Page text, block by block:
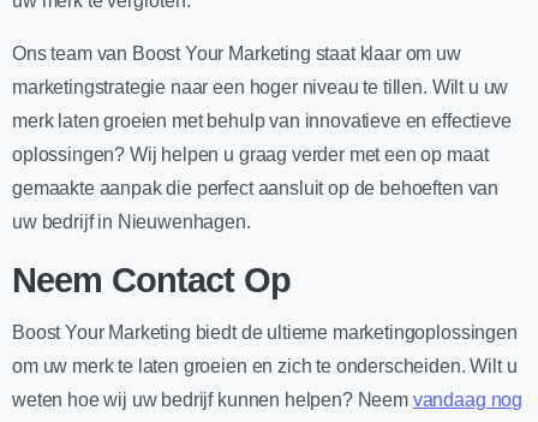
Ons team van Boost Your Marketing staat klaar om uw
marketingstrategie naar een hoger niveau te tillen. Wilt u uw
merk laten groeien met behulp van innovatieve en effectieve
oplossingen? Wij helpen u graag verder met een op maat
gemaakte aanpak die perfect aansluit op de behoeften van
uw bedrijf in Nieuwenhagen.
Neem Contact Op
Boost Your Marketing biedt de ultieme marketingoplossingen
om uw merk te laten groeien en zich te onderscheiden. Wilt u
weten hoe wij uw bedrijf kunnen helpen? Neem vandaag nog